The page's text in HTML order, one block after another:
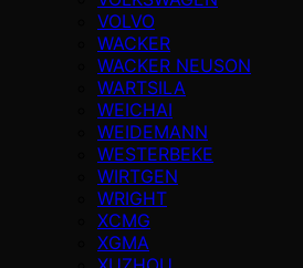
VOLVO
WACKER
WACKER NEUSON
WARTSILA
WEICHAI
WEIDEMANN
WESTERBEKE
WIRTGEN
WRIGHT
XCMG
XGMA